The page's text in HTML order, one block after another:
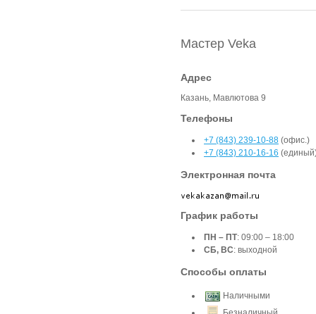
Мастер Veka
Адрес
Казань, Мавлютова 9
Телефоны
+7 (843) 239-10-88 (офис.)
+7 (843) 210-16-16
Электронная почта
График работы
ПН – ПТ: 09:00 – 18:00
СБ, ВС: выходной
Способы оплаты
Наличными